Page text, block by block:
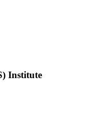
Institute